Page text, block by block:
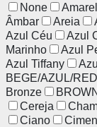
None
Âmbar
Areia
Azul Céu
Azul
Marinho
Azul
Azul Tiffany
BEGE/AZUL/RED
Bronze
BROWN
Cereja
Ciano